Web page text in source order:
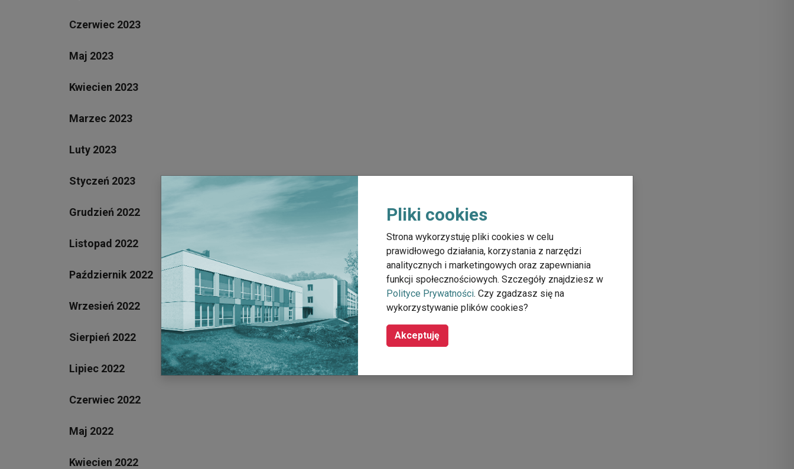
Czerwiec 2023
Maj 2023
Kwiecien 2023
Marzec 2023
Luty 2023
Styczeń 2023
Grudzień 2022
Listopad 2022
Październik 2022
Wrzesień 2022
Sierpień 2022
Lipiec 2022
Czerwiec 2022
Maj 2022
Kwiecien 2022
Pliki cookies
Strona wykorzystuję pliki cookies w celu
prawidłowego działania, korzystania z narzędzi
analitycznych i marketingowych oraz zapewniania
funkcji społecznościowych. Szczegóły znajdziesz w
Polityce Prywatności. Czy zgadzasz się na
wykorzystywanie plików cookies?
Akceptuję